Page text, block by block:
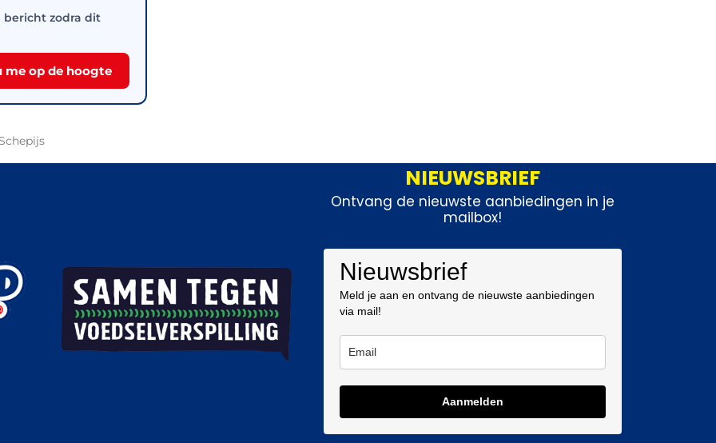
bericht zodra dit
me op de hoogte
Schepijs
NIEUWSBRIEF
Ontvang de nieuwste aanbiedingen in je
mailbox!
Nieuwsbrief
Meld je aan en ontvang de nieuwste aanbiedingen
via mail!
Aanmelden